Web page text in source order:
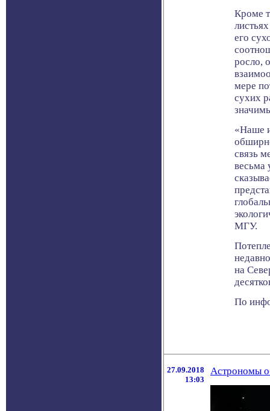
Кроме
его
росло,
мере
сухих
«Наше
связь
весьма
МГУ.
на
По
27.09.2018
13:03
Астрономы